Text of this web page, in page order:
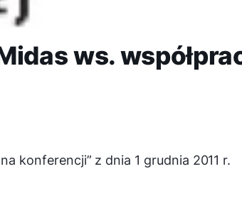
ws.
konferencji” z dnia 1 grudnia 2011 r.